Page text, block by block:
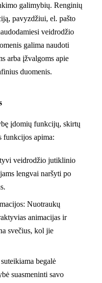
galimybių. Renginių
pavyzdžiui, el. pašto
veidrodžio
galima naudoti
arba įžvalgoms apie
duomenis.
įdomių funkcijų, skirtų
funkcijos apima:
veidrodžio jutiklinio
lengvai naršyti po
Nuotraukų
animacijas ir
svečius, kol jie
begalė
suasmeninti savo